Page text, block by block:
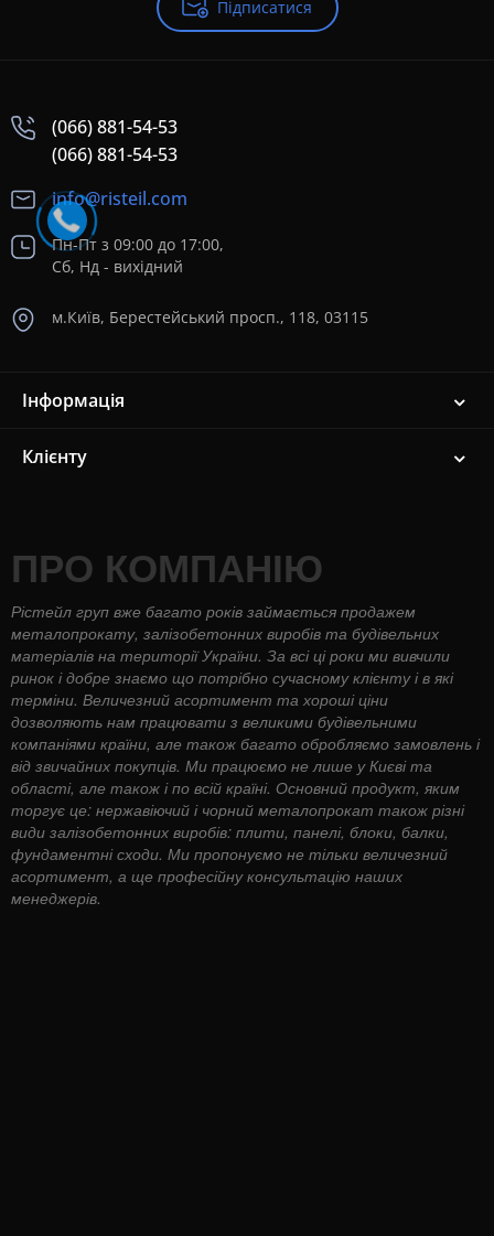
Підписатися
(066) 881-54-53
(066) 881-54-53
info@risteil.com
Пн-Пт з 09:00 до 17:00,
Сб, Нд - вихідний
м.Київ, Берестейський просп., 118, 03115
Інформація
Клієнту
ПРО КОМПАНІЮ
Рістейл груп вже багато років займається продажем
металопрокату, залізобетонних виробів та будівельних
матеріалів на території України. За всі ці роки ми вивчили
ринок і добре знаємо що потрібно сучасному клієнту і в які
терміни. Величезний асортимент та хороші ціни
дозволяють нам працювати з великими будівельними
компаніями країни, але також багато обробляємо замовлень і
від звичайних покупців. Ми працюємо не лише у Києві та
області, але також і по всій країні. Основний продукт, яким
торгує це: нержавіючий і чорний металопрокат також різні
види залізобетонних виробів: плити, панелі, блоки, балки,
фундаментні сходи. Ми пропонуємо не тільки величезний
асортимент, а ще професійну консультацію наших
менеджерів.